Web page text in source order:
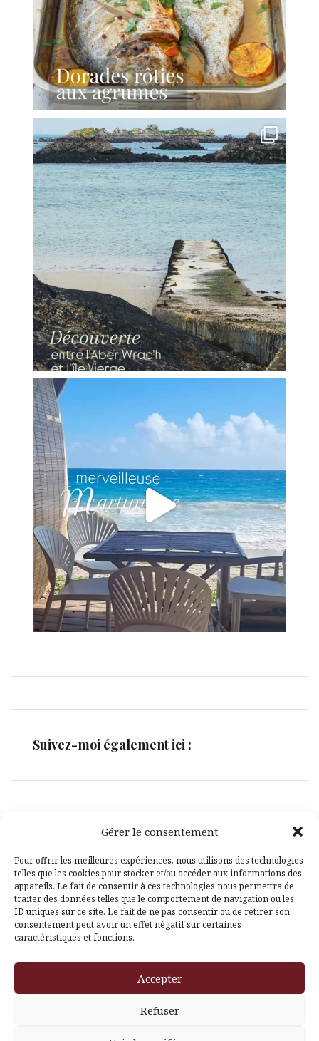
Gérer le consentement
Pour offrir les meilleures expériences, nous utilisons des technologies
telles que les cookies pour stocker et/ou accéder aux informations des
appareils. Le fait de consentir à ces technologies nous permettra de
traiter des données telles que le comportement de navigation ou les
ID uniques sur ce site. Le fait de ne pas consentir ou de retirer son
consentement peut avoir un effet négatif sur certaines
caractéristiques et fonctions.
Accepter
Refuser
Suivez-moi également ici :
Facebook
Pinterest
Themeisle